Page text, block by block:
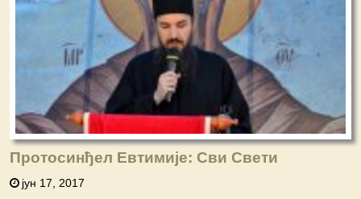
Протосинђел Евтимије: Сви Свети
јун 17, 2017